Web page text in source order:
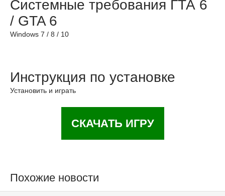
Системные требования ГТА 6
/ GTA 6
Windows 7 / 8 / 10
Инструкция по установке
Установить и играть
СКАЧАТЬ ИГРУ
Похожие новости